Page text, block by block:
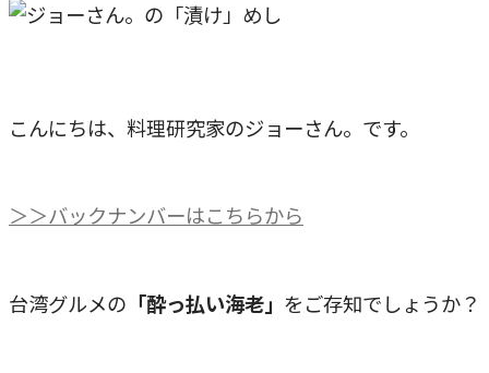
こんにちは、料理研究家のジョーさん。です。
＞＞バックナンバーはこちらから
台湾グルメの 「酔っ払い海老」 をご存知でしょうか？